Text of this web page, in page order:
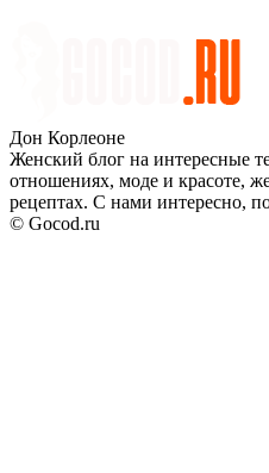
Дон Корлеоне
Женский блог на интересные
отношениях, моде и красоте,
рецептах. С нами интересно,
© Gocod.ru